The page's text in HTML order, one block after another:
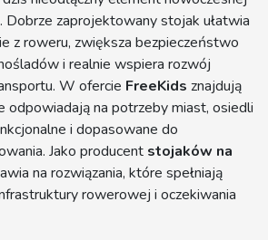
Dobrze zaprojektowany stojak ułatwia
z roweru, zwiększa bezpieczeństwo
i realnie wspiera rozwój
W ofercie FreeKids znajdują
odpowiadają na potrzeby miast, osiedli
i dopasowane do
Jako producent stojaków na
na rozwiązania, które spełniają
rowerowej i oczekiwania